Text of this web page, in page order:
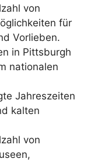
von
für
Vorlieben.
in Pittsburgh
nationalen
Jahreszeiten
kalten
von